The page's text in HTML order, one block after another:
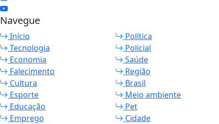
Navegue
Início
Política
Tecnologia
Policial
Economia
Saúde
Falecimento
Região
Cultura
Brasil
Esporte
Meio ambiente
Educação
Pet
Emprego
Cidade